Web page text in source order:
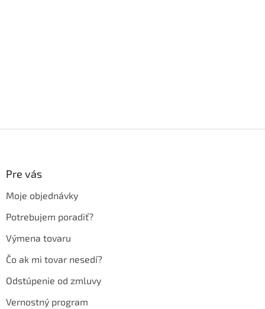
Pre vás
Moje objednávky
Potrebujem poradiť?
Výmena tovaru
Čo ak mi tovar nesedí?
Odstúpenie od zmluvy
Vernostný program